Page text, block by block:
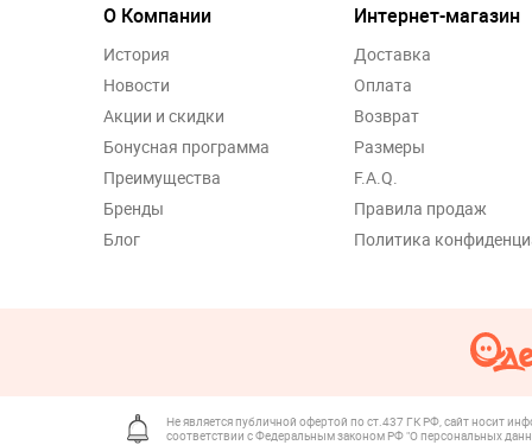
О Компании
История
Новости
Акции и скидки
Бонусная программа
Преимущества
Бренды
Блог
Интернет-магазин
Доставка
Оплата
Возврат
Размеры
F.A.Q.
Правила продаж
Политика
Не является публичной офертой по ст.437 ГК РФ, сайт носит
соответствии с Федеральным законом РФ "О персональных